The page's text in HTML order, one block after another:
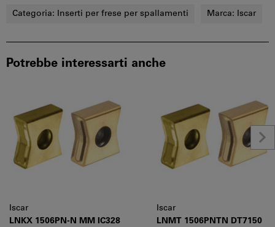
Categoria: Inserti per frese per spallamenti Marca: Iscar
Potrebbe interessarti anche
Iscar
LNKX 1506PN-N MM IC328
Iscar
LNMT 1506PNTN DT7150